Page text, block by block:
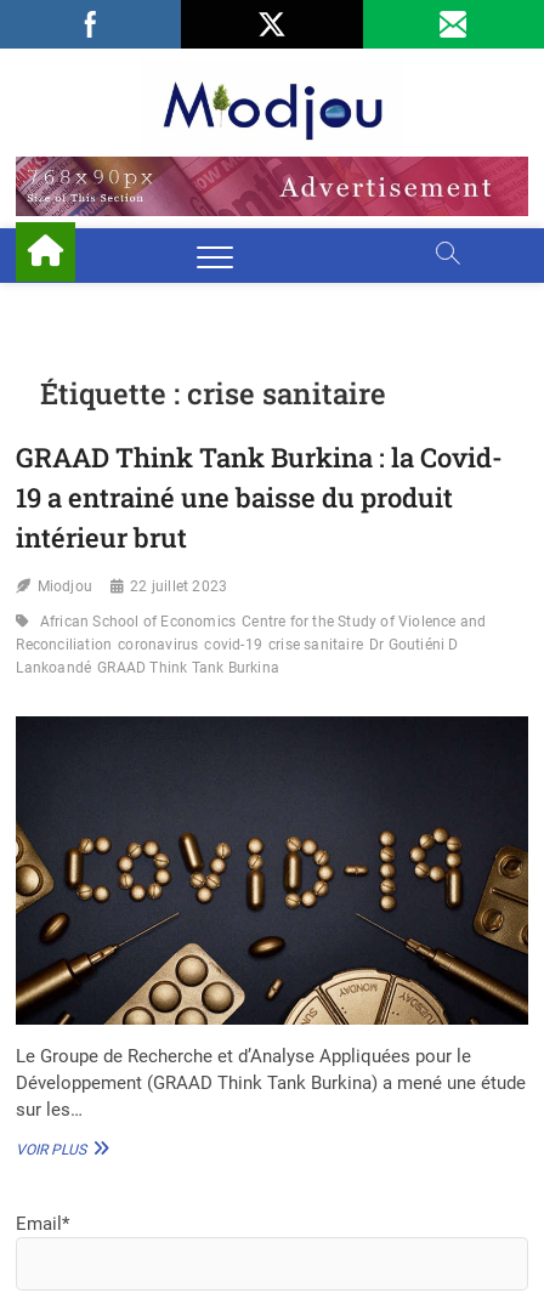
Facebook
LinkedIn
Étiquette :crise sanitaire
GRAAD Think Tank Burkina : la Covid-
19 a entrainé une baisse du produit
intérieur brut
Miodjou 22 juillet 2023
African School of Economics Centre for the Study of Violence and
Reconciliation coronavirus covid-19 crise sanitaire Dr Goutiéni D
Lankoandé GRAAD Think Tank Burkina
Le Groupe de Recherche et d’Analyse Appliquées pour le
Développement (GRAAD Think Tank Burkina) a mené une étude
sur les…
VOIR PLUSGRAAD
Email*